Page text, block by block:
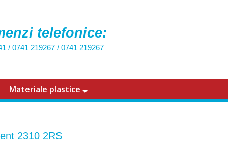
telefonice:
/ 0741 219267/ 0741 219267
Materiale plastice
2310 2RS